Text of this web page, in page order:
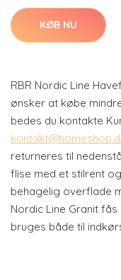
KØB NU
RBR Nordic Line
ønsker at købe
bedes du kontakte
returneres til
flise med et stilrent
behagelig overflade
Nordic Line Granit
bruges både til